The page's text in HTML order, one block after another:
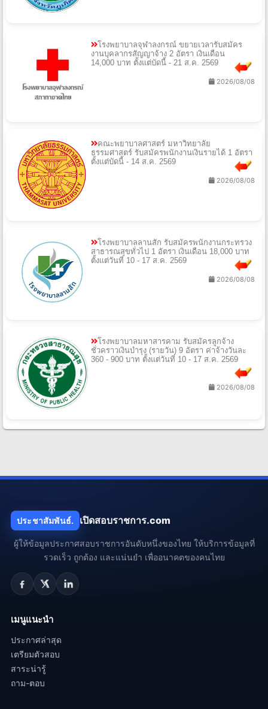
โรงพยาบาลจุฬาลงกรณ์ ขยายเวลารับสมัคร
งานบุคลากรสัญญาจ้าง 2 อัตรา เงินเดือน
14,000 บาท ตั้งแต่บัดนี้ - 21 ส.ค. 2569
2026/08/08
คณะพยาบาลศาสตร์ มหาวิทยาลัย
ธรรมศาสตร์ รับสมัครพนักงานเงินรายได้ 1 อัตรา
ตั้งแต่บัดนี้ - 14 ส.ค. 2569
2026/08/08
โรงพยาบาลลานสัก รับสมัครพนักงานกระทรวง
สาธารณสุขทั่วไป 1 อัตรา เงินเดือน 18,000 บาท
ตั้งแต่วันที่ 10 - 17 ส.ค. 2569
2026/08/08
โรงพยาบาลมหาสารคาม รับสมัครลูกจ้าง
ชั่วคราวเงินบำรุง (รายวัน) 9 อัตรา ค่าจ้างวันละ
360 - 900 บาท ตั้งแต่วันที่ 10 - 17 ส.ค. 2569
2026/08/08
ประชาสัมพันธ์. เปิดสอบราชการ.com
ผู้ให้ข้อมูลประกาศสอบราชการอันดับหนึ่งของไทย ให้บริการข้อมูลที่
รวดเร็ว ถูกต้อง และแน่นยำ เพื่ออนาคตของคนไทย
เมนูแนะนำ
ประกาศล่าสุด
เตรียมตัวสอบ
สาระน่ารู้
ถาม-ตอบ